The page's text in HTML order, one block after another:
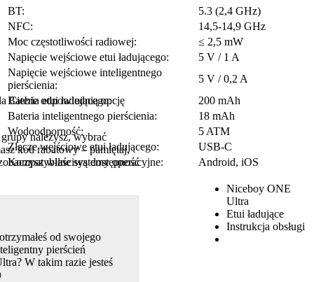
BT:
5.3 (2,4 GHz)
NFC:
14,5-14,9 GHz
Moc częstotliwości radiowej:
≤ 2,5 mW
Napięcie wejściowe etui ładującego:
5 V / 1 A
Napięcie wejściowe inteligentnego
pierścienia:
5 V / 0,2 A
Bateria etui ładującego:
200 mAh
Bateria inteligentnego pierścienia:
18 mAh
Wodoodporność:
5 ATM
Złącze wejściowe etui ładującego:
USB-C
Kompatybilne systemy operacyjne:
Android, iOS
Niceboy ONE
Ultra
Etui ładujące
Instrukcja obsługi
Ciebie odpowiednią opcję
należysz, wybrać
kod rabatowy – pamiętaj,
właściwą dostępność
od swojego
pierścień
W takim razie jesteś